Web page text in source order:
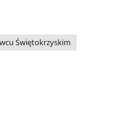
Świętokrzyskim